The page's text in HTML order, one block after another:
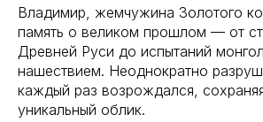
Владимир, жемчужина Золотого
память о великом прошлом — от
Древней Руси до испытаний
нашествием. Неоднократно
каждый раз возрождался,
уникальный облик.